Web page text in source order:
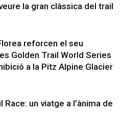
la gran clàssica del trail
reforcen el seu
Golden Trail World Series
a la Pitz Alpine Glacier
Race: un viatge a l’ànima de